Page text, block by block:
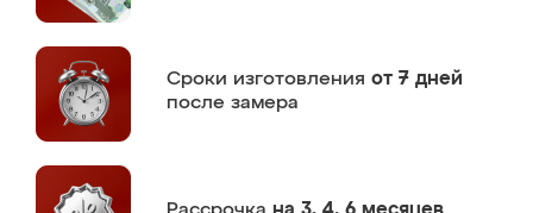
Сроки изготовления от 7 дней
после замера